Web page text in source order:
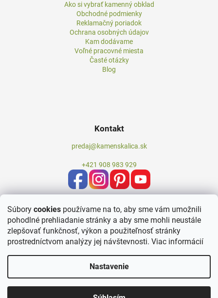
Súbory cookies používame na to, aby sme vám umožnili
pohodlné prehliadanie stránky a aby sme mohli neustále
zlepšovať funkčnosť, výkon a použiteľnosť stránky
prostredníctvom analýzy jej návštevnosti. Viac informácií
Nastavenie
Ako si vybrať kamenný obklad
Obchodné podmienky
Reklamačný poriadok
Ochrana osobných údajov
Kam dodávame
Voľné pracovné miesta
Časté otázky
Blog
Kontakt
predaj@kamenskalica.sk
+421 908 983 929
Vytvoril Shoptet